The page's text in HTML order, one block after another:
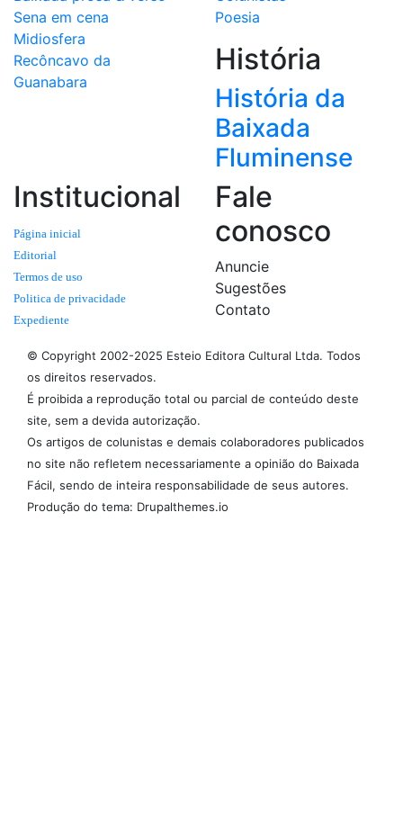
Sena em cena
Midiosfera
Recôncavo da
Guanabara
Poesia
História
História da
Baixada
Fluminense
Institucional
Página inicial
Editorial
Termos de uso
Politica de privacidade
Expediente
Fale
conosco
Anuncie
Sugestões
Contato
© Copyright 2002-2025 Esteio Editora Cultural Ltda. Todos
os direitos reservados.
É proibida a reprodução total ou parcial de conteúdo deste
site, sem a devida autorização.
Os artigos de colunistas e demais colaboradores publicados
no site não refletem necessariamente a opinião do Baixada
Fácil, sendo de inteira responsabilidade de seus autores.
Produção do tema: Drupalthemes.io